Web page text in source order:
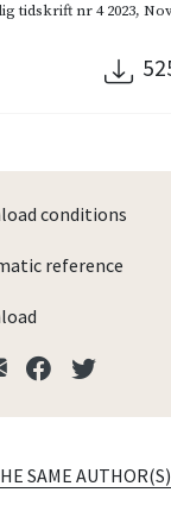
tidskrift nr 4 2023,
conditions
reference
SAME AUTHOR(S)